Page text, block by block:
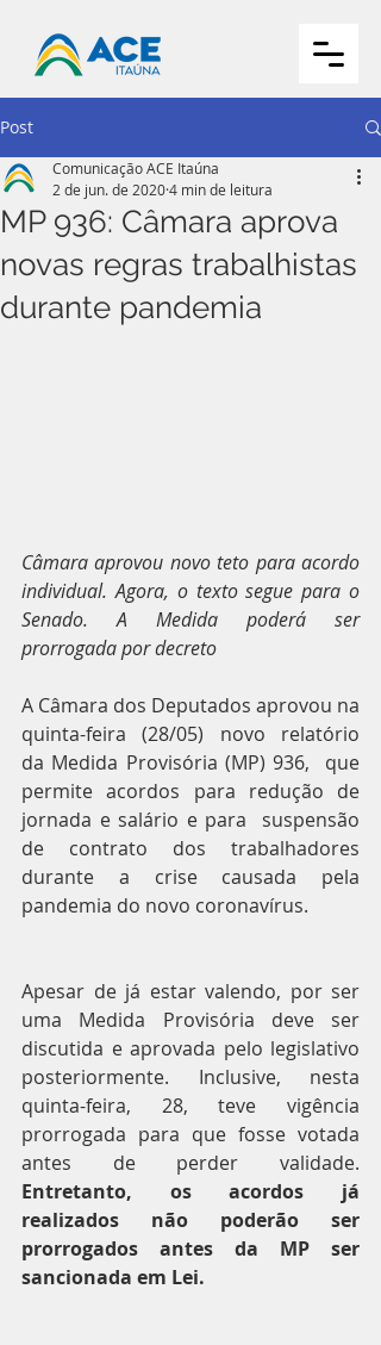
Post
MP 936: Câmara aprova
novas regras trabalhistas
durante pandemia
Comunicação ACE Itaúna
2 de jun. de 20204 min de leitura
Câmara aprovou novo teto para acordo
individual. Agora, o texto segue para o
Senado. A Medida poderá ser
prorrogada por decreto
A Câmara dos Deputados aprovou na
quinta-feira (28/05) novo relatório
da Medida Provisória (MP) 936,  que
permite acordos para redução de
jornada e salário e para  suspensão
de contrato dos trabalhadores
durante a crise causada pela
pandemia do novo coronavírus.
Apesar de já estar valendo, por ser
uma Medida Provisória deve ser
discutida e aprovada pelo legislativo
posteriormente. Inclusive, nesta
quinta-feira, 28, teve vigência
prorrogada para que fosse votada
Entretanto, os acordos já
realizados não poderão ser
prorrogados antes da MP ser
sancionada em Lei.